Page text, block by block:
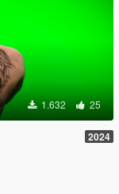
1.632 25
2024